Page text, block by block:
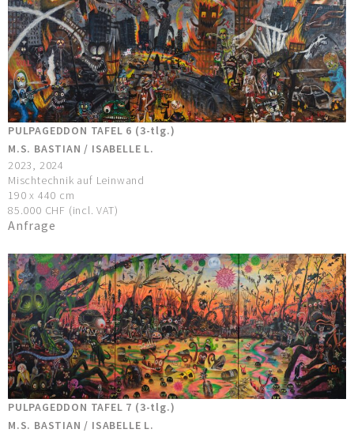
PULPAGEDDON TAFEL 6 (3-tlg.)
M.S. BASTIAN / ISABELLE L.
2023, 2024
Mischtechnik auf Leinwand
190 x 440 cm
85.000 CHF (incl. VAT)
Anfrage
PULPAGEDDON TAFEL 7 (3-tlg.)
M.S. BASTIAN / ISABELLE L.